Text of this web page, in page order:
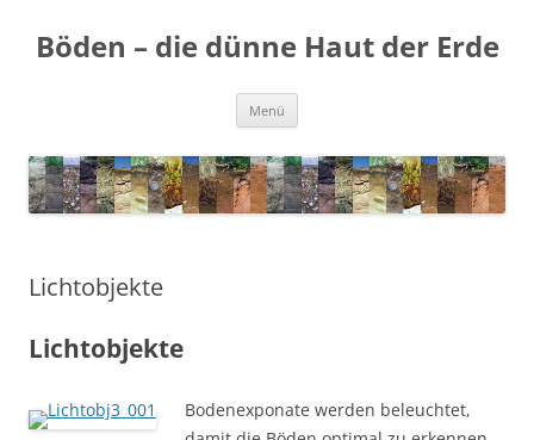
springen
Böden – die dünne Haut der Erde
Menü
Lichtobjekte
Lichtobjekte
Bodenexponate werden beleuchtet,